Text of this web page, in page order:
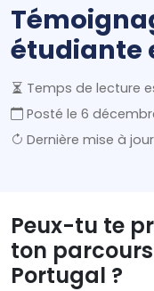
étudiante
Temps de lecture
Posté le 6
Dernière mise à
Peux-tu te
ton
Portugal ?